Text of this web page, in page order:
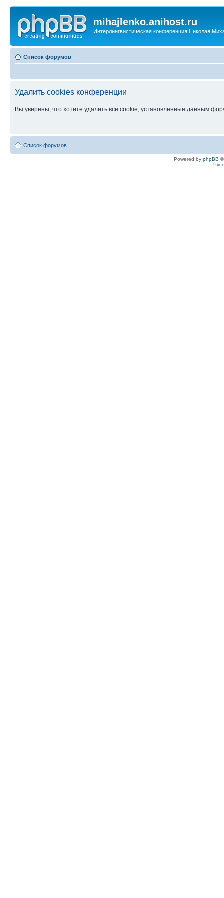
mihajlenko.anihost.ru
Интерлингвистическая конференция Николая
Список форумов
Удалить cookies конференции
Вы уверены, что хотите удалить все cookie, установленные данным
Список форумов
Powered by phpBB